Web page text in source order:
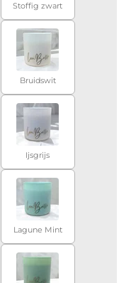
Stoffig zwart
Bruidswit
Ijsgrijs
Lagune Mint